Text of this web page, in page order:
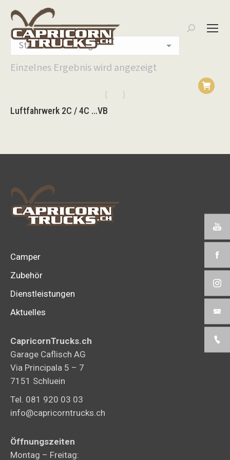
Search:
Einzelnes Ergebnis wird angezeigt
Luftfahrwerk 2C / 4C …VB
Camper
Zubehör
Dienstleistungen
Aktuelles
CapricornTrucks.ch
Garage Caflisch AG
Via Principala 5 – 7
7151 Schluein
Tel. 081 920 03 03
info@capricorntrucks.ch
Öffnungszeiten
Montag – Freitag: